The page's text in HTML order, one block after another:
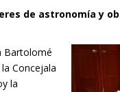
de astronomía y
Bartolomé
la Concejala
la